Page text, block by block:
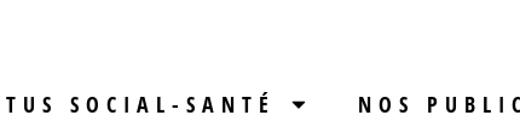
SOCIAL-SANTÉ NOS